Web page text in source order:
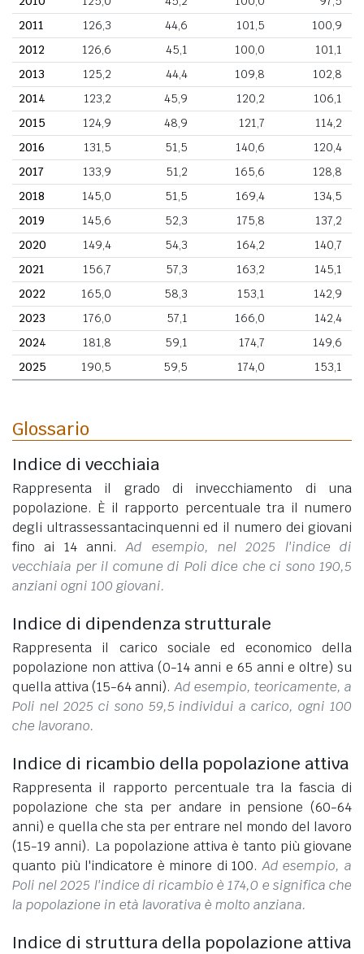
2011
126,3 44,6 101,5
100,9
2012
126,6 45,1 100,0
101,1
2013
125,2 44,4 109,8
102,8
2014
123,2 45,9 120,2
106,1
2015
124,9 48,9 121,7
114,2
2016
131,5 51,5 140,6
120,4
2017
133,9 51,2 165,6
128,8
2018
145,0 51,5 169,4
134,5
2019
145,6 52,3 175,8
137,2
2020
149,4 54,3 164,2
140,7
2021
156,7 57,3 163,2
145,1
2022
165,0 58,3 153,1
142,9
2023
176,0 57,1 166,0
142,4
2024
181,8 59,1 174,7
149,6
2025
190,5 59,5 174,0 153,1
Glossario
Indice di vecchiaia
Rappresenta il grado di invecchiamento di una
popolazione. È il rapporto percentuale tra il numero
degli ultrassessantacinquenni ed il numero dei giovani
fino ai 14 anni.Ad esempio, nel 2025 l'indice di
vecchiaia per il comune di Poli dice che ci sono 190,5
anziani ogni 100 giovani.
Indice di dipendenza strutturale
Rappresenta il carico sociale ed economico della
popolazione non attiva (0-14 anni e 65 anni e oltre) su
quella attiva (15-64 anni).Ad esempio, teoricamente, a
Poli nel 2025 ci sono 59,5 individui a carico, ogni 100
che lavorano.
Indice di ricambio della popolazione attiva
Rappresenta il rapporto percentuale tra la fascia di
popolazione che sta per andare in pensione (60-64
anni) e quella che sta per entrare nel mondo del lavoro
(15-19 anni). La popolazione attiva è tanto più giovane
quanto più l'indicatore è minore di 100.Ad esempio, a
Poli nel 2025 l'indice di ricambio è 174,0 e significa che
la popolazione in età lavorativa è molto anziana.
Indice di struttura della popolazione attiva